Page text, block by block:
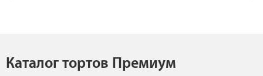
Каталог тортов Премиум